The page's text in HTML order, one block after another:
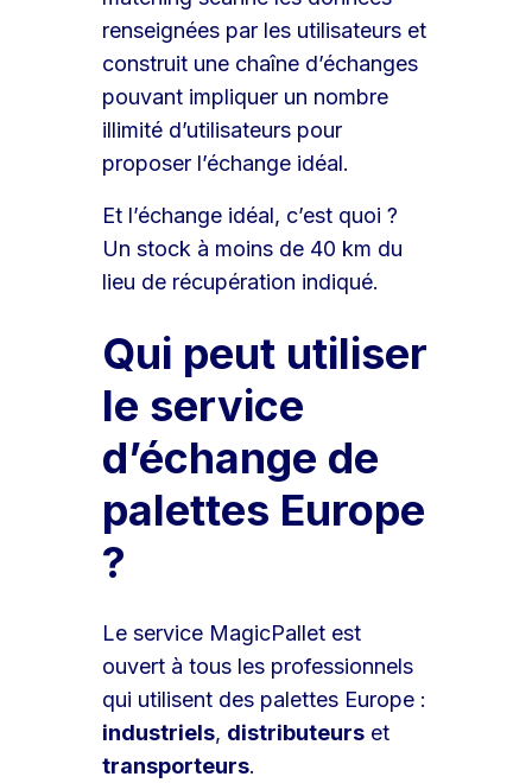
renseignées par les utilisateurs et
construit une chaîne d’échanges
pouvant impliquer un nombre
illimité d’utilisateurs pour
proposer l’échange idéal.
Et l’échange idéal, c’est quoi ?
Un stock à moins de 40 km du
lieu de récupération indiqué.
Qui peut utiliser
le service
d’échange de
palettes Europe
?
Le service MagicPallet est
ouvert à tous les professionnels
qui utilisent des palettes Europe :
industriels, distributeurs et
transporteurs.